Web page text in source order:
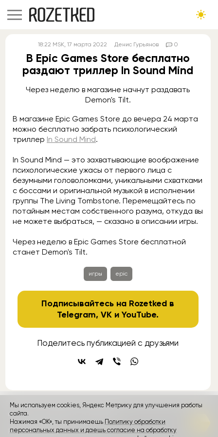
18:22 MSK, 17 марта 2022 Денис Гурьянов 0
В Epic Games Store бесплатно
раздают триллер In Sound Mind
Через неделю в магазине начнут раздавать
Demon's Tilt.
В магазине Epic Games Store до вечера 24 марта
можно бесплатно забрать психологический
триллер In Sound Mind.
In Sound Mind — это захватывающие воображение
психологические ужасы от первого лица с
безумными головоломками, уникальными схватками
с боссами и оригинальной музыкой в исполнении
группы The Living Tombstone. Перемещайтесь по
потайным местам собственного разума, откуда вы
не можете выбраться, — сказано в описании игры.
Через неделю в Epic Games Store бесплатной
станет Demon's Tilt.
игры epic
Подписывайтесь на Rozetked в
Telegram,VK иYouTube.
Поделитесь публикацией с друзьями
контакты
Rozetked © 2026
Мы используем cookies, Яндекс Метрику для улучшения работы
сайта.
Нажимая «ОК», ты принимаешь Политику обработки
персональных данных и даешь согласие на обработку